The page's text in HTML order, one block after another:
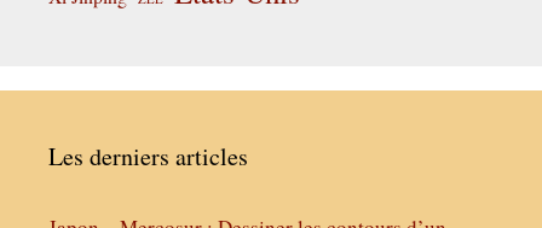
Les derniers articles